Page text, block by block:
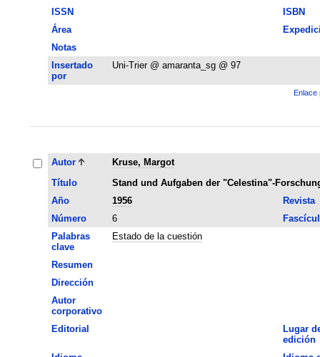
ISSN
ISBN
Área
Notas
Insertado
por
Uni-Trier @ amaranta_sg @ 97
Enlace
Autor
Kruse, Margot
Título
Stand und Aufgaben der "Celestina"-
Año
1956
Revista
Número
6
Palabras
clave
Estado de la cuestión
Resumen
Dirección
Autor
corporativo
Editorial
Lugar
edición